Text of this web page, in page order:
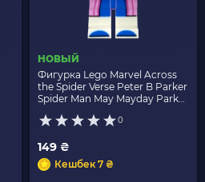
НОВЫЙ
Фигурка Lego Marvel Across
the Spider Verse Peter B Parker
Spider Man May Mayday Parker
colspi11 colspi-10 Новый
0
149 ₴
Кешбек 7 ₴